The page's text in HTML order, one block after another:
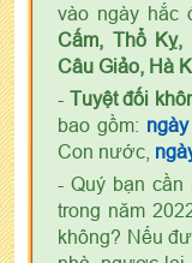
vào ngày hắc
Cấm, Thổ
Câu Giảo, Hà
- Tuyệt đối
bao gồm:
Con nước,
- Quý bạn cần
trong năm
không? Nếu